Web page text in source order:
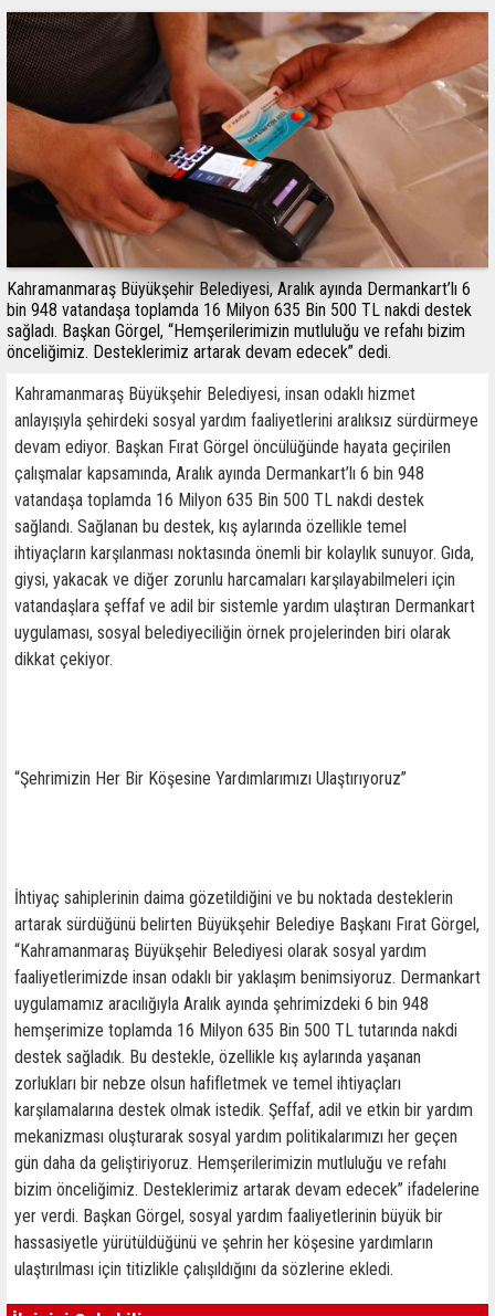
Kahramanmaraş Büyükşehir Belediyesi, Aralık ayında Dermankart’lı 6
bin 948 vatandaşa toplamda 16 Milyon 635 Bin 500 TL nakdi destek
sağladı. Başkan Görgel, “Hemşerilerimizin mutluluğu ve refahı bizim
önceliğimiz. Desteklerimiz artarak devam edecek” dedi.
Kahramanmaraş Büyükşehir Belediyesi, insan odaklı hizmet
anlayışıyla şehirdeki sosyal yardım faaliyetlerini aralıksız sürdürmeye
devam ediyor. Başkan Fırat Görgel öncülüğünde hayata geçirilen
çalışmalar kapsamında, Aralık ayında Dermankart’lı 6 bin 948
vatandaşa toplamda 16 Milyon 635 Bin 500 TL nakdi destek
sağlandı. Sağlanan bu destek, kış aylarında özellikle temel
ihtiyaçların karşılanması noktasında önemli bir kolaylık sunuyor. Gıda,
giysi, yakacak ve diğer zorunlu harcamaları karşılayabilmeleri için
vatandaşlara şeffaf ve adil bir sistemle yardım ulaştıran Dermankart
uygulaması, sosyal belediyeciliğin örnek projelerinden biri olarak
dikkat çekiyor.
“Şehrimizin Her Bir Köşesine Yardımlarımızı Ulaştırıyoruz”
İhtiyaç sahiplerinin daima gözetildiğini ve bu noktada desteklerin
artarak sürdüğünü belirten Büyükşehir Belediye Başkanı Fırat Görgel,
“Kahramanmaraş Büyükşehir Belediyesi olarak sosyal yardım
faaliyetlerimizde insan odaklı bir yaklaşım benimsiyoruz. Dermankart
uygulamamız aracılığıyla Aralık ayında şehrimizdeki 6 bin 948
hemşerimize toplamda 16 Milyon 635 Bin 500 TL tutarında nakdi
destek sağladık. Bu destekle, özellikle kış aylarında yaşanan
zorlukları bir nebze olsun hafifletmek ve temel ihtiyaçları
karşılamalarına destek olmak istedik. Şeffaf, adil ve etkin bir yardım
mekanizması oluşturarak sosyal yardım politikalarımızı her geçen
gün daha da geliştiriyoruz. Hemşerilerimizin mutluluğu ve refahı
bizim önceliğimiz. Desteklerimiz artarak devam edecek” ifadelerine
yer verdi. Başkan Görgel, sosyal yardım faaliyetlerinin büyük bir
hassasiyetle yürütüldüğünü ve şehrin her köşesine yardımların
ulaştırılması için titizlikle çalışıldığını da sözlerine ekledi.